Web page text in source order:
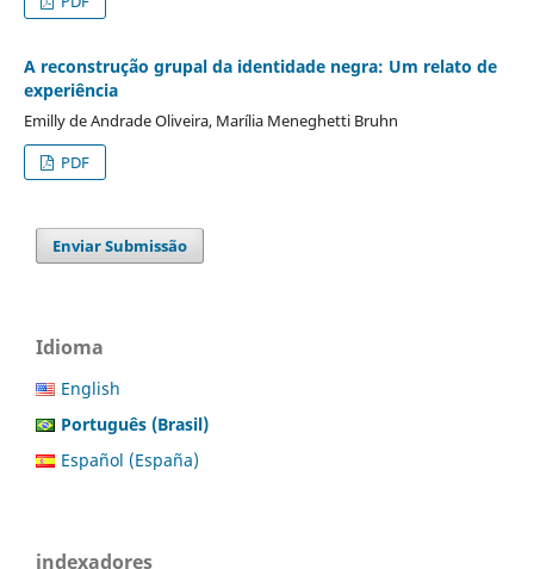
A reconstrução grupal da identidade negra: Um relato de
experiência
Emilly de Andrade Oliveira, Marília Meneghetti Bruhn
PDF
Enviar Submissão
Idioma
English
Português (Brasil)
Español (España)
indexadores